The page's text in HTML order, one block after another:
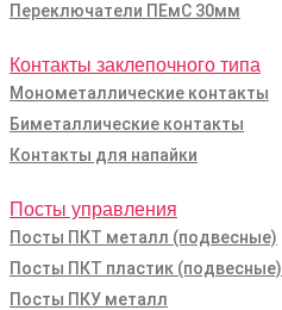
Переключатели ПЕмС 30мм
Контакты заклепочного типа
Монометаллические контакты
Биметаллические контакты
Контакты для напайки
Посты управления
Посты ПКТ металл (подвесные)
Посты ПКТ пластик (подвесные)
Посты ПКУ металл